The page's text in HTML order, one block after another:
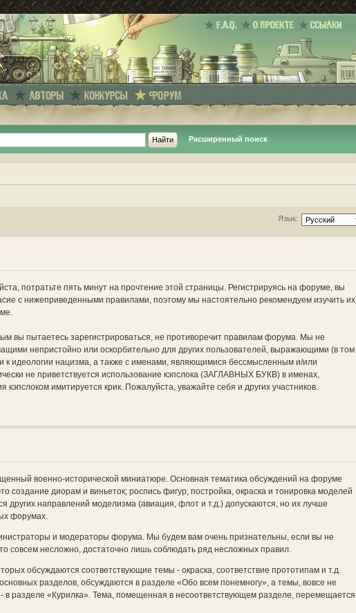
Расширенный поиск
Язык:
потратьте пять минут на прочтение этой страницы. Регистрируясь на форуме, вы
с нижеприведенными правилами, поэтому мы настоятельно рекомендуем изучить их
вы пытаетесь зарегистрироваться, не противоречит правилам форума. Мы не
непристойно или оскорбительно для других пользователей, выражающими (в том
к идеологии нацизма, а также с именами, являющимися бессмысленным и/или
не приветствуется использование кэпслока (ЗАГЛАВНЫХ БУКВ) в именах,
кэпслоком имитируется крик. Пожалуйста, уважайте себя и других участников.
военно-исторической миниатюре. Основная тематика обсуждений на форуме
создание диорам и виньеток; роспись фигур; постройка, окраска и тонировка моделей
других направлений моделизма (авиация, флот и т.д.) допускаются, но их лучше
форумах.
и модераторы форума. Мы будем вам очень признательны, если вы не
совсем несложно, достаточно лишь соблюдать ряд несложных правил.
обсуждаются соответствующие темы - окраска, соответствие прототипам и т.д.
разделов, обсуждаются в разделе «Обо всем понемногу», а темы, вовсе не
разделе «Курилка». Тема, помещенная в несоответствующем разделе, перемещается